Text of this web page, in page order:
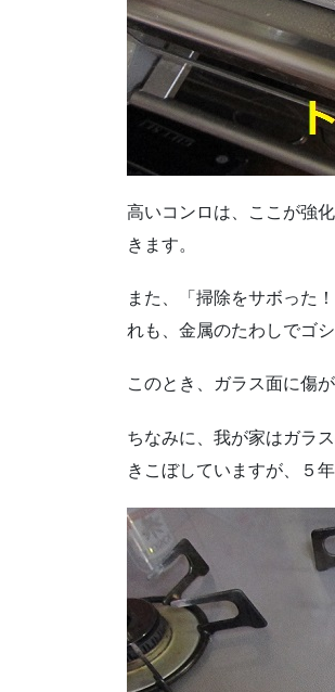
高いコンロは、ここが強
きます。
また、「掃除をサボった
れも、金属のたわしでゴ
このとき、ガラス面に傷
ちなみに、我が家はガラ
きこぼしていますが、５